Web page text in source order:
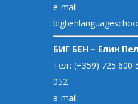
e-mail:
БИГ БЕН – Елин
Тел.: (+359) 725 600
052
e-mail: